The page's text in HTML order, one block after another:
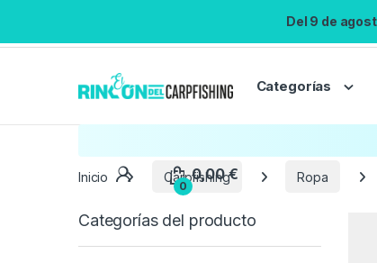
Del 9 de
Categorías
Inicio Carpfishing Ropa
Categorías del producto